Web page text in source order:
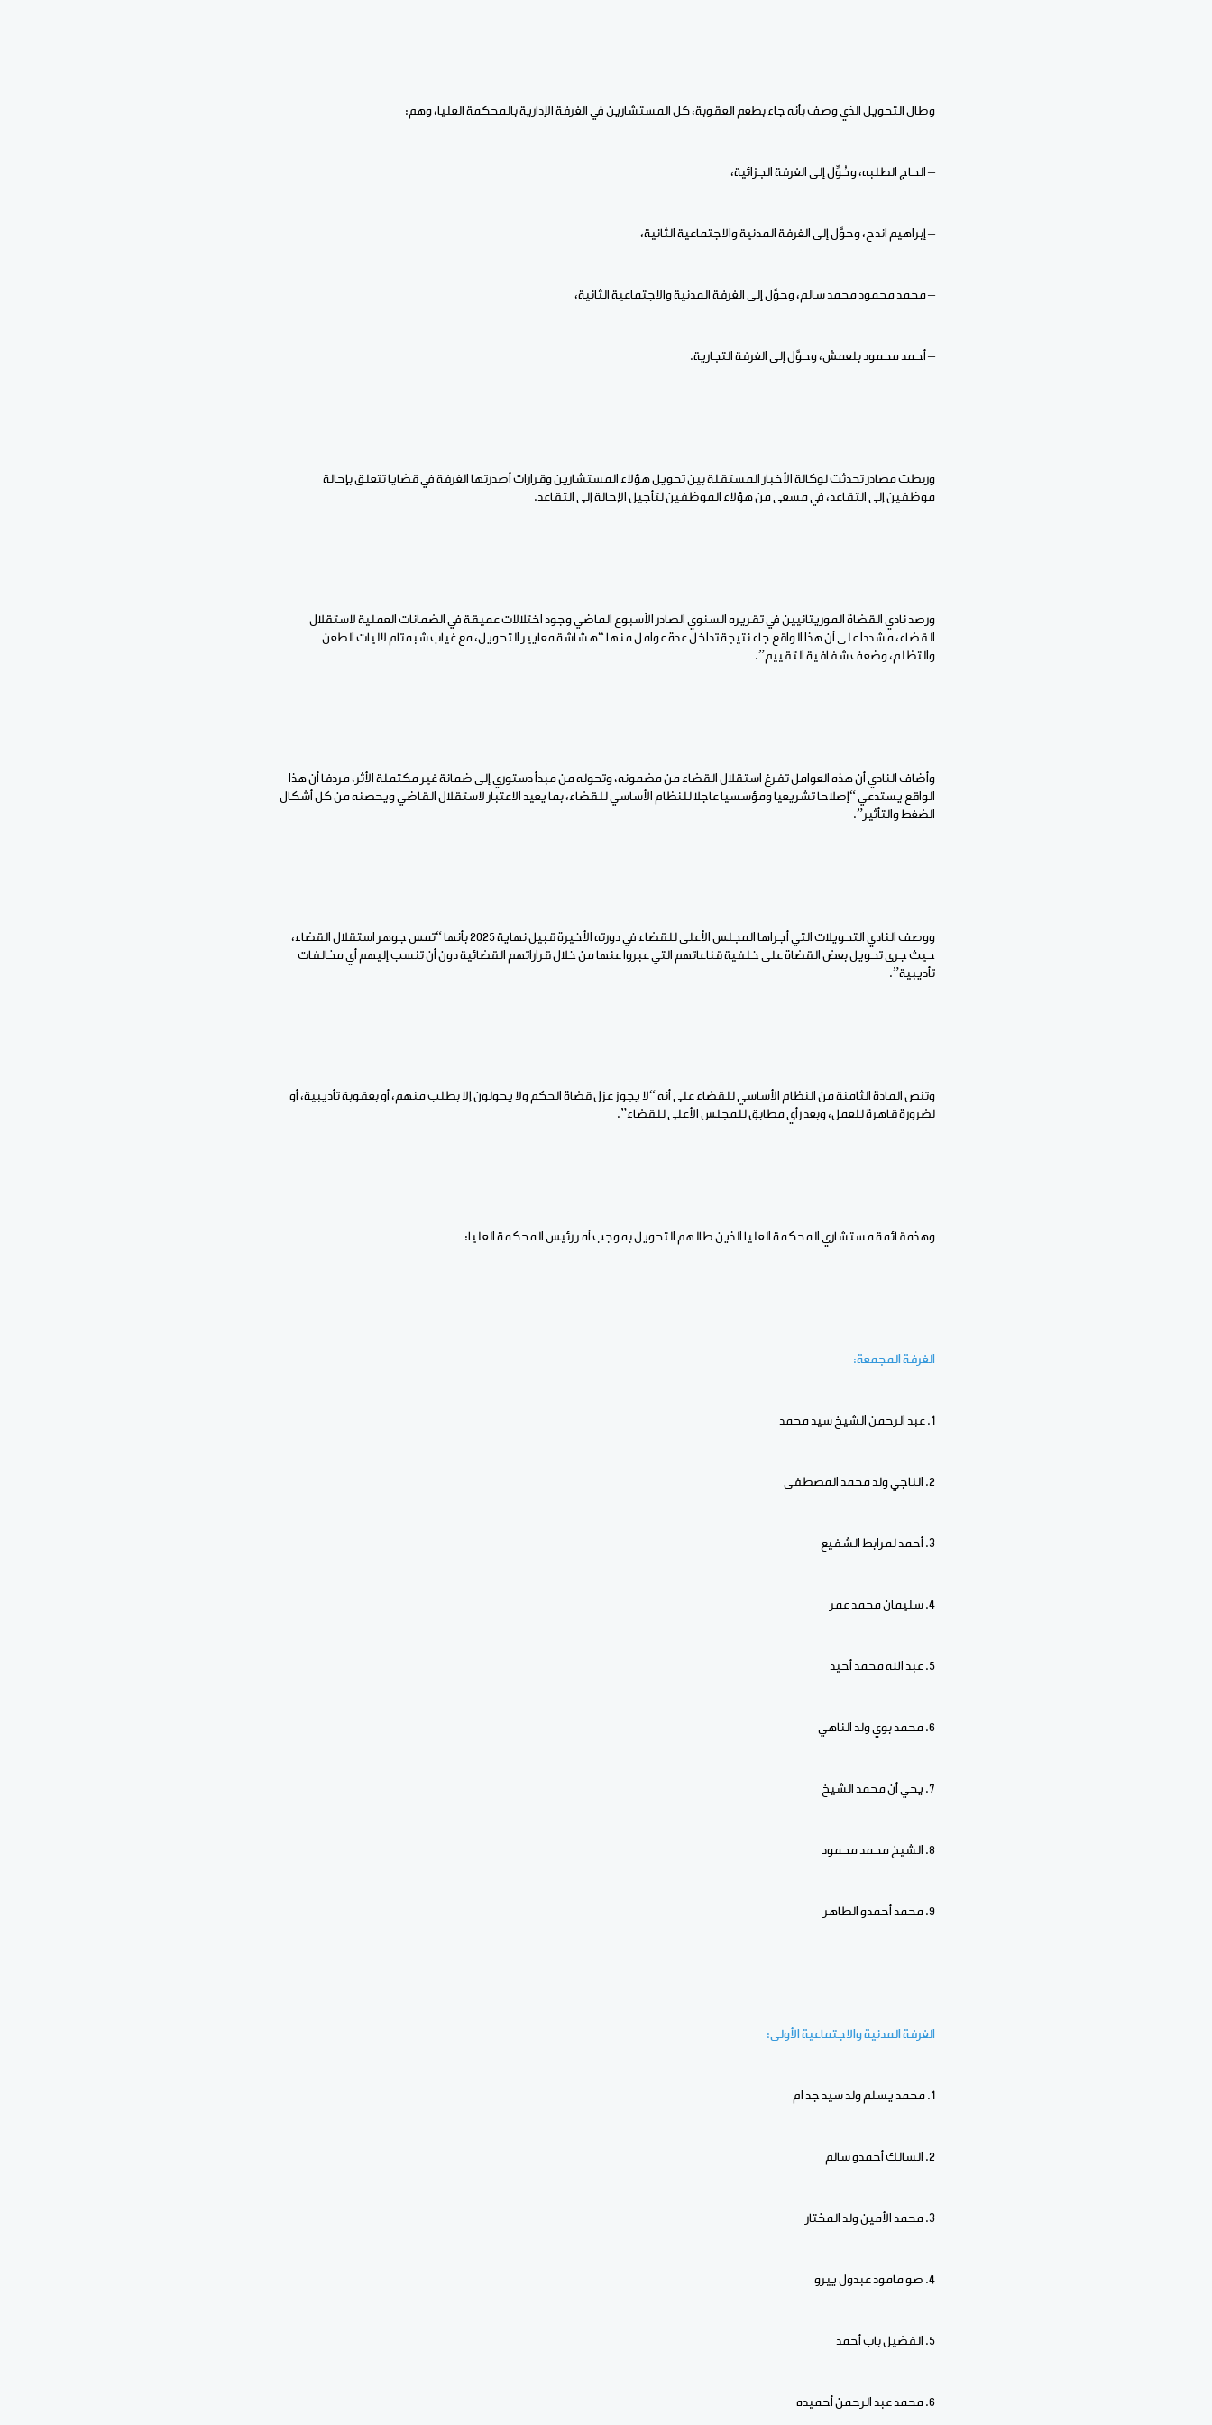
وطال التحويل الذي وصف بأنه جاء بطعم العقوبة، كل المستشارين في الغرفة الإدارية بالمحكمة العليا، وهم:
– الحاج الطلبه، وحُوِّل إلى الغرفة الجزائية،
– إبراهيم اندح، وحوَّل إلى الغرفة المدنية والاجتماعية الثانية،
– محمد محمود محمد سالم، وحوَّل إلى الغرفة المدنية والاجتماعية الثانية،
– أحمد محمود بلعمش، وحوَّل إلى الغرفة التجارية.
وربطت مصادر تحدثت لوكالة الأخبار المستقلة بين تحويل هؤلاء المستشارين وقرارات أصدرتها الغرفة في قضايا تتعلق بإحالة
موظفين إلى التقاعد، في مسعى من هؤلاء الموظفين لتأجيل الإحالة إلى التقاعد.
ورصد نادي القضاة الموريتانيين في تقريره السنوي الصادر الأسبوع الماضي وجود اختلالات عميقة في الضمانات العملية لاستقلال
القضاء، مشددا على أن هذا الواقع جاء نتيجة تداخل عدة عوامل منها “هشاشة معايير التحويل، مع غياب شبه تام لآليات الطعن
والتظلم، وضعف شفافية التقييم”.
وأضاف النادي أن هذه العوامل تفرغ استقلال القضاء من مضمونه، وتحوله من مبدأ دستوري إلى ضمانة غير مكتملة الأثر، مردفا أن هذا
الواقع يستدعي “إصلاحا تشريعيا ومؤسسيا عاجلا للنظام الأساسي للقضاء، بما يعيد الاعتبار لاستقلال القاضي ويحصنه من كل أشكال
الضغط والتأثير”.
ووصف النادي التحويلات التي أجراها المجلس الأعلى للقضاء في دورته الأخيرة قبيل نهاية 2025 بأنها “تمس جوهر استقلال القضاء،
حيث جرى تحويل بعض القضاة على خلفية قناعاتهم التي عبروا عنها من خلال قراراتهم القضائية دون أن تنسب إليهم أي مخالفات
تأديبية”.
وتنص المادة الثامنة من النظام الأساسي للقضاء على أنه “لا يجوز عزل قضاة الحكم ولا يحولون إلا بطلب منهم، أو بعقوبة تأديبية، أو
لضرورة قاهرة للعمل، وبعد رأي مطابق للمجلس الأعلى للقضاء”.
وهذه قائمة مستشاري المحكمة العليا الذين طالهم التحويل بموجب أمر رئيس المحكمة العليا:
الغرفة المجمعة:
1. عبد الرحمن الشيخ سيد محمد
2. الناجي ولد محمد المصطفى
3. أحمد لمرابط الشفيع
4. سليمان محمد عمر
5. عبد الله محمد أحيد
6. محمد بوي ولد الناهي
7. يحي أن محمد الشيخ
8. الشيخ محمد محمود
9. محمد أحمدو الطاهر
الغرفة المدنية والاجتماعية الأولى:
1. محمد يسلم ولد سيد جد ام
2. السالك أحمدو سالم
3. محمد الأمين ولد المختار
4. صو مامود عبدول ييرو
5. الفضيل باب أحمد
6. محمد عبد الرحمن أحميده